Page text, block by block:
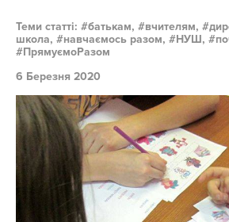
Теми статті: батькам, вчителям,
школа,
навчаємось разом, НУШ,
ПрямуємоРазом
6 Березня 2020